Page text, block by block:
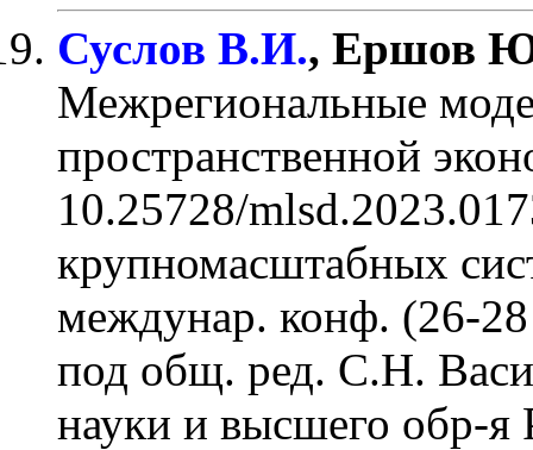
Суслов В.И., Ершов
Межрегиональные
пространственной
10.25728/
крупномасштабных
междунар. конф. (26-28
под общ. ред. С.Н.
науки и высшего обр-